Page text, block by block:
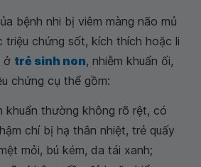
bệnh nhi bị viêm màng não mủ
triệu chứng sốt, kích thích hoặc li
ở trẻ sinh non, nhiễm khuẩn ối,
chứng cụ thể gồm:
khuẩn thường không rõ rệt, có
chí bị hạ thân nhiệt, trẻ quấy
mỏi, bú kém, da tái xanh;